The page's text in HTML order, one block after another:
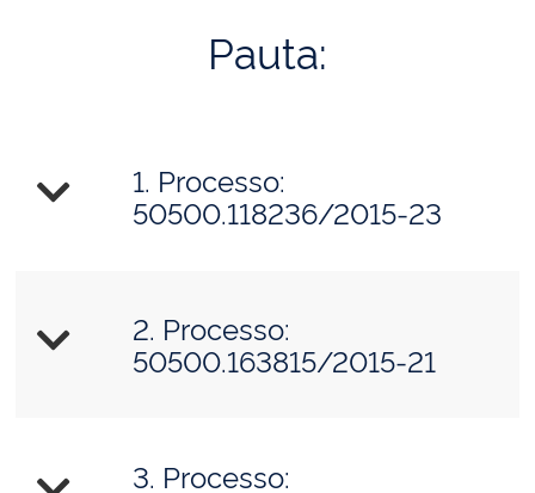
Pauta:
1. Processo:
50500.118236/2015-23
2. Processo:
50500.163815/2015-21
3. Processo: